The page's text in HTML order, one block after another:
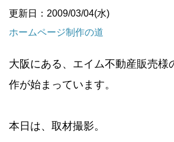
更新日：2009/03/04(水)
ホームページ制作の道
大阪にある、エイム不動産販売様
作が始まっています。
本日は、取材撮影。